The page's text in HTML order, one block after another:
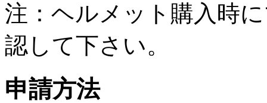
注：ヘルメット購入時
認して下さい。
申請方法